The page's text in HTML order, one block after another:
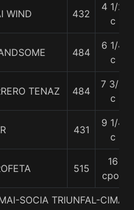
WIND 432
4 1/2
c
484
6 1/4
c
TENAZ 484
7 3/4
c
431
9 1/4
c
515
16
cpos
SOCIA TRIUNFAL-CIMA